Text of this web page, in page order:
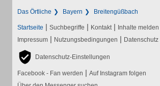
Das Örtliche Bayern Breitengüßbach
Startseite | Suchbegriffe | Kontakt | Inhalte melden
Impressum | Nutzungsbedingungen | Datenschutz
Datenschutz-Einstellungen
Facebook - Fan werden | Auf Instagram folgen